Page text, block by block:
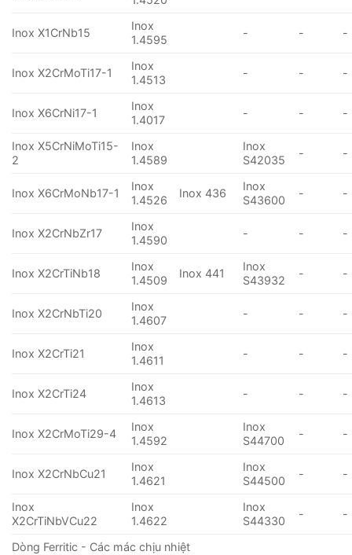
Inox X1CrNb15
Inox
1.4595
- - -
Inox X2CrMoTi17-1
Inox
1.4513
- - -
Inox X6CrNi17-1
Inox
1.4017
- - -
Inox X5CrNiMoTi15-
2
Inox
1.4589
Inox
S42035
- -
Inox X6CrMoNb17-1
Inox
1.4526
Inox 436
Inox
S43600
- -
Inox X2CrNbZr17
Inox
1.4590
- - -
Inox X2CrTiNb18
Inox
1.4509
Inox 441
Inox
S43932
- -
Inox X2CrNbTi20
Inox
1.4607
- - -
Inox X2CrTi21
Inox
1.4611
- - -
Inox X2CrTi24
Inox
1.4613
- - -
Inox X2CrMoTi29-4
Inox
1.4592
Inox
S44700
- -
Inox X2CrNbCu21
Inox
1.4621
Inox
S44500
- -
Inox
X2CrTiNbVCu22
Inox
1.4622
Inox
S44330
- -
Dòng Ferritic - Các mác chịu nhiệt